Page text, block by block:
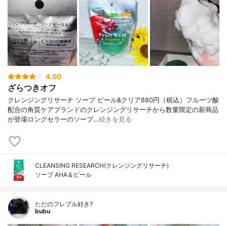
4.00
ざらつきオフ
クレンジングリサーチ ソープ ピール&クリア880円（税込）フルーツ酸
配合の角質ケアブランドのクレンジングリサーチから数量限定の新商品
が登場ロングセラーのソープ…続きを見る
CLEANSING RESEARCH(クレンジングリサーチ)
ソープ AHA＆ピール
ただのフレブル好き?
bubu